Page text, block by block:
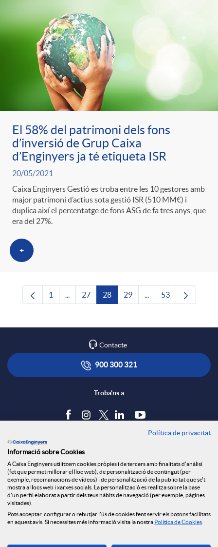
El 58% del patrimoni dels fons
d’inversió de Grup Caixa
d’Enginyers ja té etiqueta ISR
20/05/2021
Caixa Enginyers Gestió es troba entre les 10 gestores amb
major patrimoni d’actius sota gestió ISR (510 MM€) i
duplica així el percentatge de fons ASG de fa tres anys, que
era del 27%.
+
Pàgina
1 ...Pàgines intermèdies Utilitzeu TAB per
Pàgina
27 Pàgina
28 Pàgina
29 ...Pàgines intermèdies
Pàgina
53
Contacte
900 300 321
Troba'ns a
Política de cookies
Avís legal
Seguretat Online
Canal denúncies
Política de privacitat
Informació sobre Cookies
A Caixa Enginyers utilitzem cookies pròpies i de tercers amb finalitats d'anàlisi
(fet que permet millorar el lloc web), de personalització de contingut (per
exemple, recomanacions de vídeos) i de personalització de la publicitat que se't
mostra a llocs web i xarxes socials. La personalització es realitza sobre la base
d'un perfil elaborat a partir dels teus hàbits de navegació (per exemple, pàgines
visitades).
Pots acceptar, configurar o rebutjar l'ús de cookies fent servir els botons facilitats
en aquest avís. Si necessites més informació visita la nostra Política de Cookies